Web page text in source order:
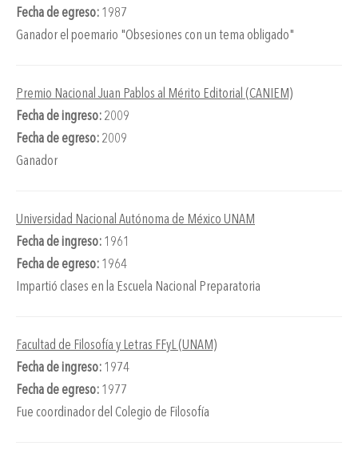
Fecha de egreso: 1987
Ganador el poemario "Obsesiones con un tema obligado"
Premio Nacional Juan Pablos al Mérito Editorial (CANIEM)
Fecha de ingreso: 2009
Fecha de egreso: 2009
Ganador
Universidad Nacional Autónoma de México UNAM
Fecha de ingreso: 1961
Fecha de egreso: 1964
Impartió clases en la Escuela Nacional Preparatoria
Facultad de Filosofía y Letras FFyL (UNAM)
Fecha de ingreso: 1974
Fecha de egreso: 1977
Fue coordinador del Colegio de Filosofía